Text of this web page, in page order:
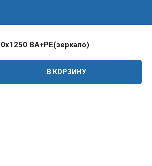
BA+PE(зеркало)
В КОРЗИНУ